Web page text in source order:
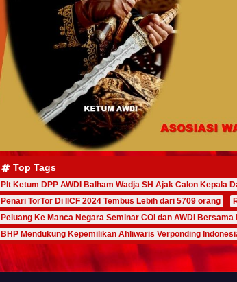
Top Tags
Plt Ketum DPP AWDI Balham Wadja SH Ajak Calon Kepala
Penari TorTor Di IICF 2024 Tembus Lebih dari 5709 orang
Peluang Ke Manca Negara Seminar COI dan AWDI
BHP Mendukung Kepemilikan Ahliwaris Verponding